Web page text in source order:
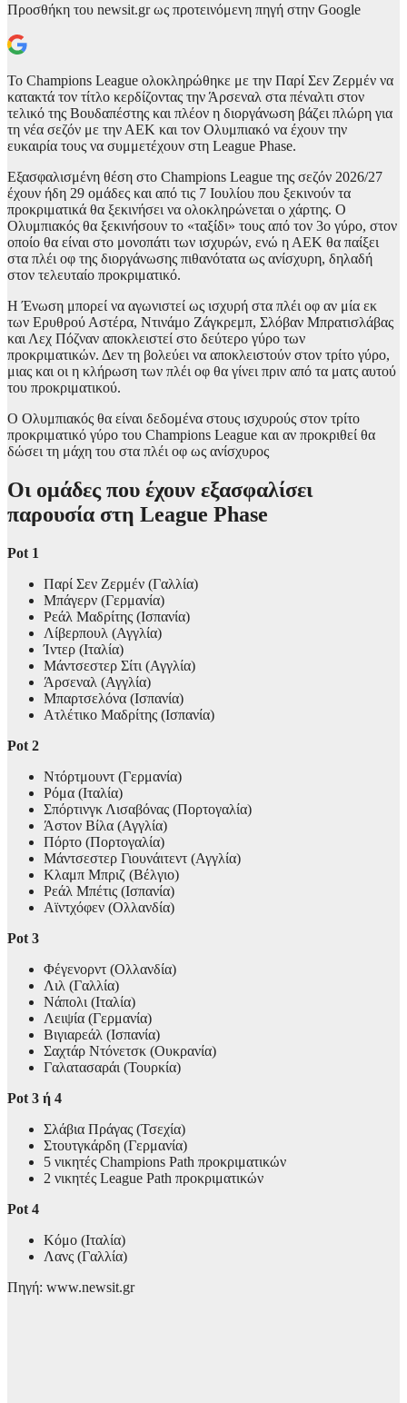
Προσθήκη του newsit.gr ως προτεινόμενη πηγή στην Google
Το Champions League ολοκληρώθηκε με την Παρί Σεν Ζερμέν να
κατακτά τον τίτλο κερδίζοντας την Άρσεναλ στα πέναλτι στον
τελικό της Βουδαπέστης και πλέον η διοργάνωση βάζει πλώρη για
τη νέα σεζόν με την ΑΕΚ και τον Ολυμπιακό να έχουν την
ευκαιρία τους να συμμετέχουν στη League Phase.
Εξασφαλισμένη θέση στο Champions League της σεζόν 2026/27
έχουν ήδη 29 ομάδες και από τις 7 Ιουλίου που ξεκινούν τα
προκριματικά θα ξεκινήσει να ολοκληρώνεται ο χάρτης. Ο
Ολυμπιακός θα ξεκινήσουν το «ταξίδι» τους από τον 3ο γύρο, στον
οποίο θα είναι στο μονοπάτι των ισχυρών, ενώ η ΑΕΚ θα παίξει
στα πλέι οφ της διοργάνωσης πιθανότατα ως ανίσχυρη, δηλαδή
στον τελευταίο προκριματικό.
Η Ένωση μπορεί να αγωνιστεί ως ισχυρή στα πλέι οφ αν μία εκ
των Ερυθρού Αστέρα, Ντινάμο Ζάγκρεμπ, Σλόβαν Μπρατισλάβας
και Λεχ Πόζναν αποκλειστεί στο δεύτερο γύρο των
προκριματικών. Δεν τη βολεύει να αποκλειστούν στον τρίτο γύρο,
μιας και οι η κλήρωση των πλέι οφ θα γίνει πριν από τα ματς αυτού
του προκριματικού.
Ο Ολυμπιακός θα είναι δεδομένα στους ισχυρούς στον τρίτο
προκριματικό γύρο του Champions League και αν προκριθεί θα
δώσει τη μάχη του στα πλέι οφ ως ανίσχυρος
Οι ομάδες που έχουν εξασφαλίσει
παρουσία στη League Phase
Pot 1
Παρί Σεν Ζερμέν (Γαλλία)
Μπάγερν (Γερμανία)
Ρεάλ Μαδρίτης (Ισπανία)
Λίβερπουλ (Αγγλία)
Ίντερ (Ιταλία)
Μάντσεστερ Σίτι (Αγγλία)
Άρσεναλ (Αγγλία)
Μπαρτσελόνα (Ισπανία)
Ατλέτικο Μαδρίτης (Ισπανία)
Pot 2
Ντόρτμουντ (Γερμανία)
Ρόμα (Ιταλία)
Σπόρτινγκ Λισαβόνας (Πορτογαλία)
Άστον Βίλα (Αγγλία)
Πόρτο (Πορτογαλία)
Μάντσεστερ Γιουνάιτεντ (Αγγλία)
Κλαμπ Μπριζ (Βέλγιο)
Ρεάλ Μπέτις (Ισπανία)
Αϊντχόφεν (Ολλανδία)
Pot 3
Φέγενορντ (Ολλανδία)
Λιλ (Γαλλία)
Νάπολι (Ιταλία)
Λειψία (Γερμανία)
Βιγιαρεάλ (Ισπανία)
Σαχτάρ Ντόνετσκ (Ουκρανία)
Γαλατασαράι (Τουρκία)
Pot 3 ή 4
Σλάβια Πράγας (Τσεχία)
Στουτγκάρδη (Γερμανία)
5 νικητές Champions Path προκριματικών
2 νικητές League Path προκριματικών
Pot 4
Κόμο (Ιταλία)
Λανς (Γαλλία)
Πηγή: www.newsit.gr